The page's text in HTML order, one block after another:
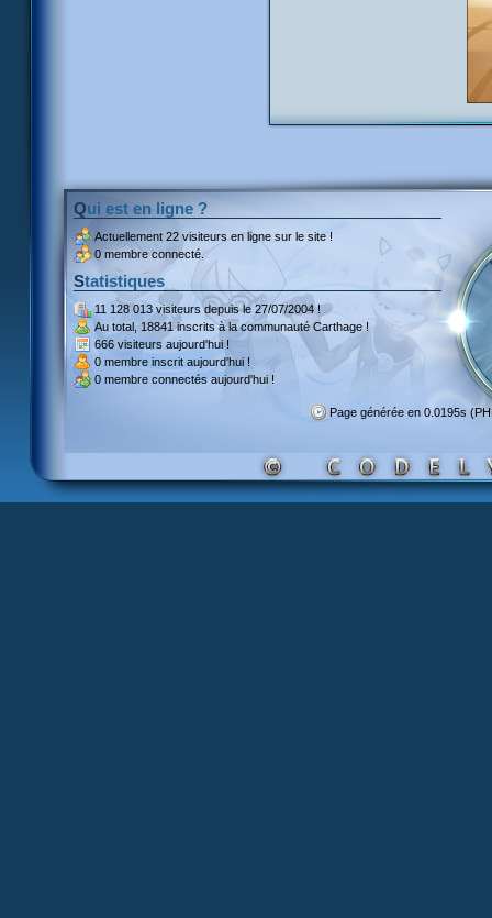
Qui est en ligne ?
Actuellement 22 visiteurs en ligne sur le site !
0 membre connecté.
Statistiques
11 128 013 visiteursdepuis le 27/07/2004 !
Au total, 18841 inscritsà la communauté Carthage !
666 visiteurs aujourd'hui !
0 membre inscrit aujourd'hui !
0 membre connectés aujourd'hui !
Page générée en 0.0195s